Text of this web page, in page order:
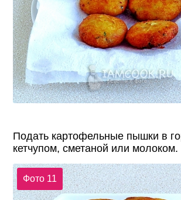
Подать картофельные пышки в
кетчупом, сметаной или молоком.
Фото 11